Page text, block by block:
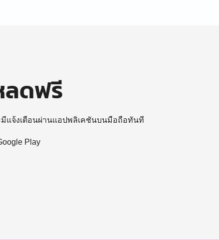
ลดฟรี
แจ้งเตือนผ่านแอปพลิเคชันบนมือถือทันที
Play